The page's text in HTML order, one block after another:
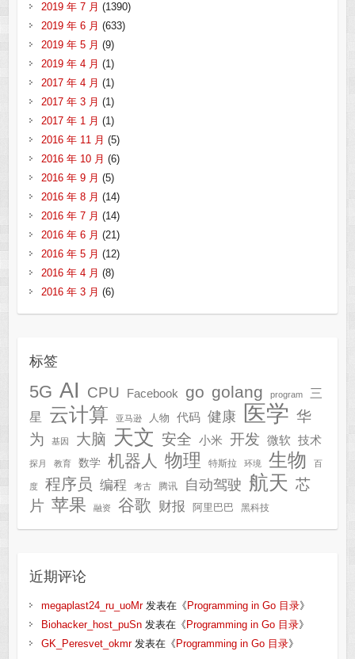
2019 年 7 月 (1390)
2019 年 6 月 (633)
2019 年 5 月 (9)
2019 年 4 月 (1)
2017 年 4 月 (1)
2017 年 3 月 (1)
2017 年 1 月 (1)
2016 年 11 月 (5)
2016 年 10 月 (6)
2016 年 9 月 (5)
2016 年 8 月 (14)
2016 年 7 月 (14)
2016 年 6 月 (21)
2016 年 5 月 (12)
2016 年 4 月 (8)
2016 年 3 月 (6)
标签
5G AI CPU Facebook go golang program
三
星
云计算 亚马逊 人物 代码 健康 医学 华
为
基因 大脑 天文 安全 小米 开发 微软 技术
探月 教育 数学 机器人 物理 特斯拉 环境 生物 百
度 程序员 编程 考古 腾讯 自动驾驶 航天 芯
片 苹果 融资 谷歌 财报 阿里巴巴 黑科技
近期评论
megaplast24_ru_uoMr发表在《 Programming in Go 目录》
Biohacker_host_puSn发表在《 Programming in Go 目录》
GK_Peresvet_okmr发表在《 Programming in Go 目录》